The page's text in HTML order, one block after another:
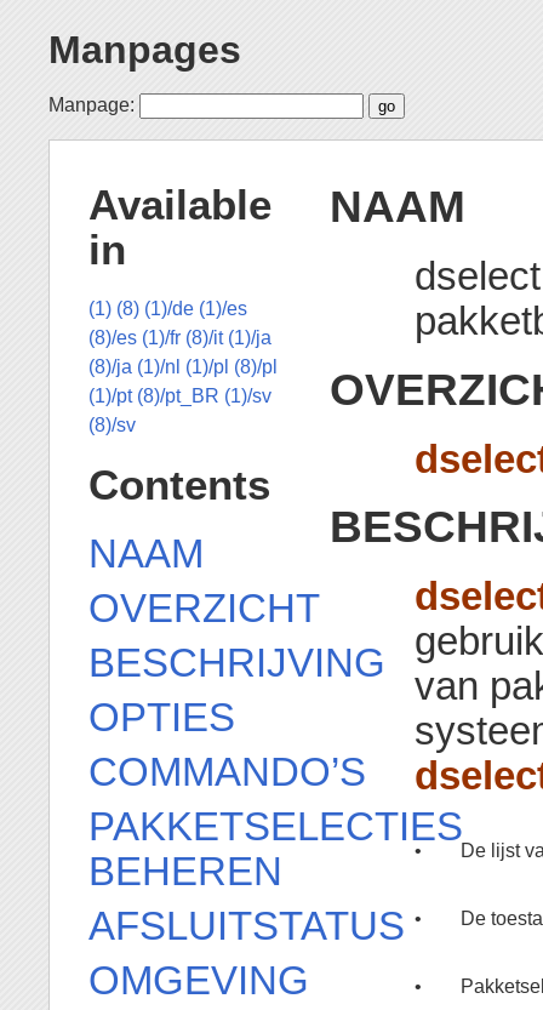
Manpages
Manpage:
NAAM
van
• De lijst
• De
•
Available
in
(1) (8) (1)/de (1)/es
(8)/es (1)/fr (8)/it (1)/ja
(8)/ja (1)/nl (1)/pl (8)/pl
(1)/pt (8)/pt_BR (1)/sv
(8)/sv
Contents
NAAM
OVERZICHT
BESCHRIJVING
OPTIES
COMMANDO’S
PAKKETSELECTIES
BEHEREN
AFSLUITSTATUS
OMGEVING